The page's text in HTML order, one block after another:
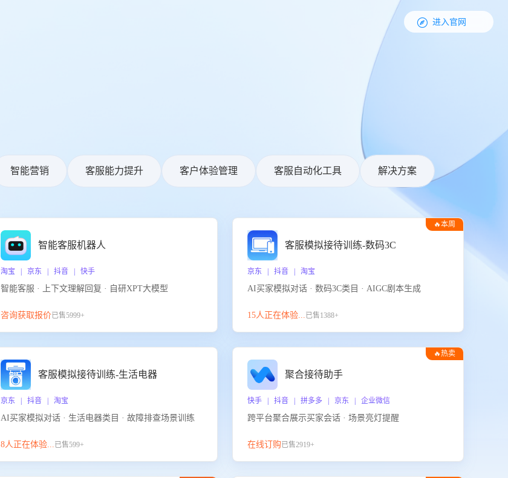
 进入官网
智能营销 客服能力提升 客户体验管理 客服自动化工具 解决方案
智能客服机器人
淘宝 | 京东 | 抖音 | 快手
智能客服 · 上下文理解回复 · 自研XPT大模型
咨询获取报价已售5999+
🔥本周
客服模拟接待训练-数码3C
京东 | 抖音 | 淘宝
AI买家模拟对话 · 数码3C类目 · AIGC剧本生成
15人正在体验...已售1388+
客服模拟接待训练-生活电器
京东 | 抖音 | 淘宝
AI买家模拟对话 · 生活电器类目 · 故障排查场景训练
8人正在体验...已售599+
🔥热卖
聚合接待助手
快手 | 抖音 | 拼多多 | 京东 | 企业微信
跨平台聚合展示买家会话 · 场景亮灯提醒
在线订购已售2919+